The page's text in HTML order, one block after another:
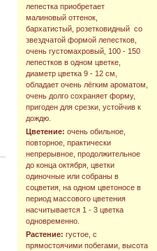
лепестка приобретает
малиновый оттенок,
бархатистый, розетковидный со
звездчатой формой лепестков,
очень густомахровый, 100 - 150
лепестков в одном цветке,
диаметр цветка 9 - 12 см,
обладает очень лёгким ароматом,
очень долго сохраняет форму,
пригоден для срезки, устойчив к
дождю.
Цветение: очень обильное,
повторное, практически
непрерывное, продолжительное
до конца октября, цветки
одиночные или собраны в
соцветия, на одном цветоносе в
период массового цветения
насчитывается 1 - 3 цветка
одновременно.
Растение: густое, с
прямостоячими побегами, высота